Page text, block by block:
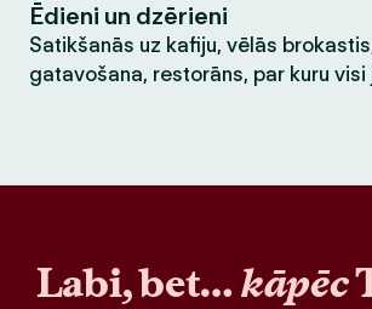
Ēdieni un dzērieni
Satikšanās uz kafiju, vēlās
gatavošana, restorāns, par kuru visi
Labi, bet…kāpēc